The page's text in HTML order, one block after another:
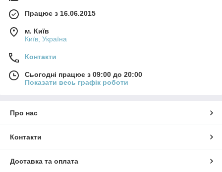
Працює з 16.06.2015
м. Київ
Київ, Україна
Контакти
Сьогодні працює з 09:00 до 20:00
Показати весь графік роботи
Про нас
Контакти
Доставка та оплата